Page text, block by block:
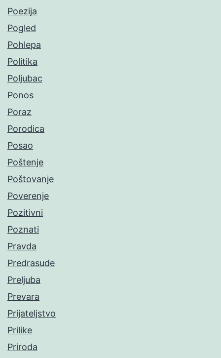
Poezija
Pogled
Pohlepa
Politika
Poljubac
Ponos
Poraz
Porodica
Posao
Poštenje
Poštovanje
Poverenje
Pozitivni
Poznati
Pravda
Predrasude
Preljuba
Prevara
Prijateljstvo
Prilike
Priroda